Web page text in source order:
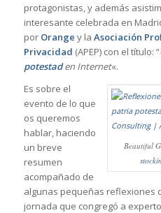
protagonistas, y además
interesante celebrada en
por Orange y la Asociación
Privacidad (APEP) con el título: “
potestaden Internet«.
Beautiful
Es sobre el
evento de lo que
os queremos
hablar, haciendo
un breve
resumen
acompañado de
algunas pequeñas reflexiones
jornada que congregó a